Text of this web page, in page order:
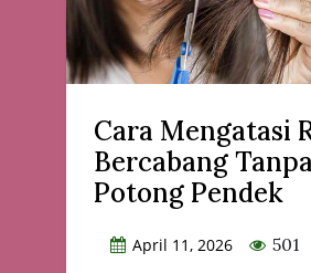
Cara Mengatasi
Bercabang Tanpa
Potong Pendek
April 11, 2026 501